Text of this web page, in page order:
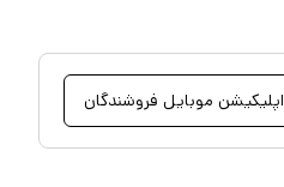
اپلیکیشن موبایل فروشندگان